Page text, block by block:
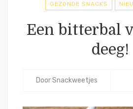
GEZONDE SNACKS
Een bitterbal
deeg!
DoorSnackweetjes